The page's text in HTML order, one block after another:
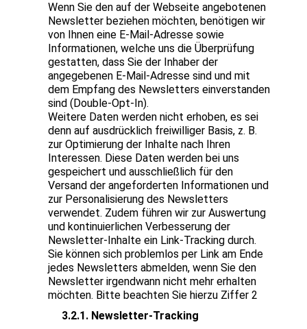
Wenn Sie den auf der Webseite angebotenen
Newsletter beziehen möchten, benötigen wir
von Ihnen eine E-Mail-Adresse sowie
Informationen, welche uns die Überprüfung
gestatten, dass Sie der Inhaber der
angegebenen E-Mail-Adresse sind und mit
dem Empfang des Newsletters einverstanden
sind (Double-Opt-In).
Weitere Daten werden nicht erhoben, es sei
denn auf ausdrücklich freiwilliger Basis, z. B.
zur Optimierung der Inhalte nach Ihren
Interessen. Diese Daten werden bei uns
gespeichert und ausschließlich für den
Versand der angeforderten Informationen und
zur Personalisierung des Newsletters
verwendet. Zudem führen wir zur Auswertung
und kontinuierlichen Verbesserung der
Newsletter-Inhalte ein Link-Tracking durch.
Sie können sich problemlos per Link am Ende
jedes Newsletters abmelden, wenn Sie den
Newsletter irgendwann nicht mehr erhalten
möchten. Bitte beachten Sie hierzu Ziffer 2
3.2.1. Newsletter-Tracking